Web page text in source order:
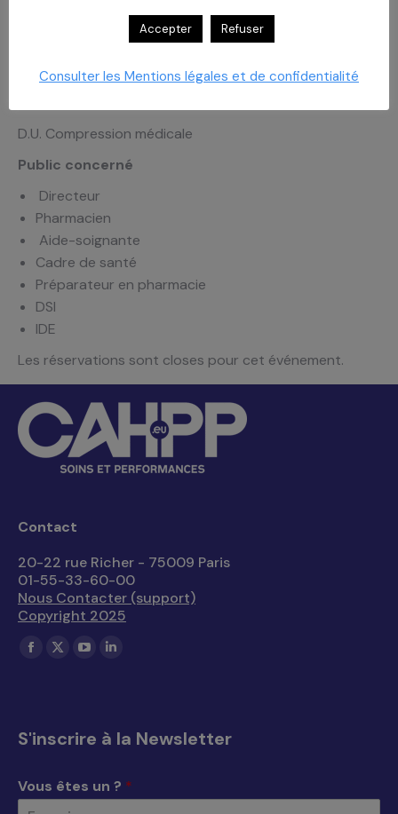
D.U. Cicatrisations des plaies, brûlures
D.U. Prévention et prise en charge des
D.U. Compression médicale
Public concerné
Directeur
Pharmacien
Aide-soignante
Cadre de santé
Préparateur en pharmacie
DSI
IDE
Les réservations sont closes pour cet événement.
Contact
20-22 rue Richer - 75009 Paris
01-55-33-60-00
Nous Contacter (support)
Copyright 2025
Trouvez nous sur :
La
dans
nouvelle
La
dans
nouvelle
La
dans
nouvelle
La
dans
nouvelle
S'inscrire à la Newsletter
Vous êtes un ? *
Accepter Refuser
Consulter les Mentions légales et de confidentialité